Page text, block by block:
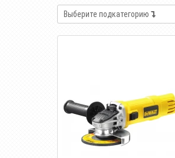
Выберите подкатегорию